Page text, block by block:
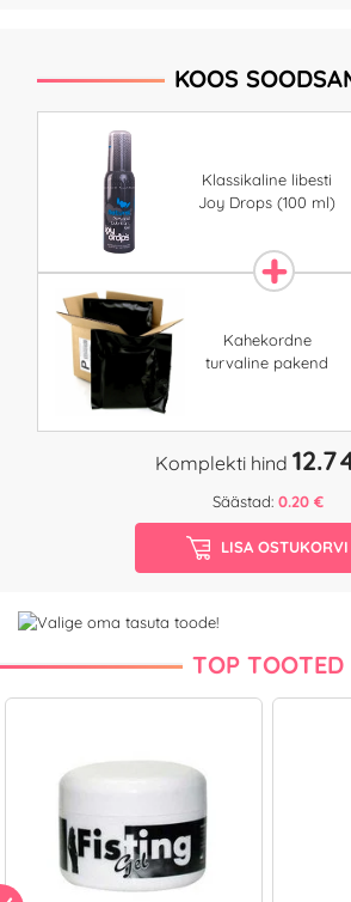
KOOS
Klassikaline libesti
Joy Drops (100 ml)
Kahekordne
turvaline pakend
Komplekti hind
Säästad: 0.20 €
LISA OSTUKORVI
TOP TOOTED